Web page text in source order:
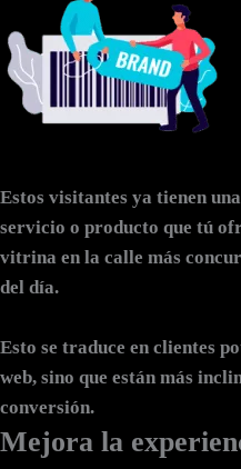
Estos visitantes ya tienen
servicio o producto que tú
vitrina en la calle más
del día.
Esto se traduce en clientes
web, sino que están más
conversión.
Mejora la